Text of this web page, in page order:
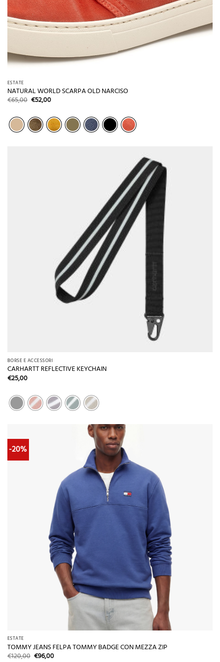
ESTATE
NATURAL WORLD SCARPA OLD NARCISO
€65,00 Il
era:
€65,00.
€52,00Il
è:
€52,00.
BORSE E ACCESSORI
CARHARTT REFLECTIVE KEYCHAIN
€25,00
-20%
ESTATE
TOMMY JEANS FELPA TOMMY BADGE CON MEZZA ZIP
€120,00 Il
€96,00Il